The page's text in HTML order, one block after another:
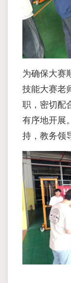
为确保大赛
技能大赛老
职，密切配
有序地开展
持，教务领